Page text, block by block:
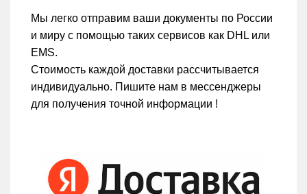
Мы легко отправим ваши документы по России
и миру с помощью таких сервисов как DHL или
EMS.
Стоимость каждой доставки рассчитывается
индивидуально. Пишите нам в мессенджеры
для получения точной информации !